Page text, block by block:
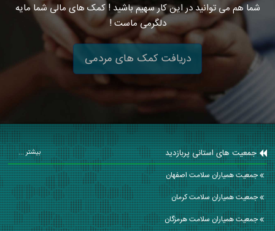
شما هم می توانید در این کار سهیم باشید ! کمک های مالی شما مایه
دلگرمی ماست !
دریافت کمک های مردمی
جمعیت های استانی پربازدید بیشتر ...
جمعیت همیاران سلامت اصفهان
جمعیت همیاران سلامت كرمان
جمعیت همیاران سلامت هرمزگان